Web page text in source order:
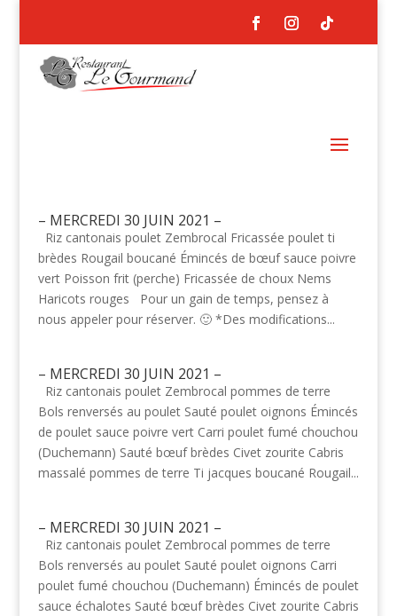
– MERCREDI 30 JUIN 2021 –
Riz cantonais poulet Zembrocal Fricassée poulet ti
brèdes Rougail boucané Émincés de bœuf sauce poivre
vert Poisson frit (perche) Fricassée de choux Nems
Haricots rouges Pour un gain de temps, pensez à
nous appeler pour réserver. 🙂 *Des modifications...
– MERCREDI 30 JUIN 2021 –
Riz cantonais poulet Zembrocal pommes de terre
Bols renversés au poulet Sauté poulet oignons Émincés
de poulet sauce poivre vert Carri poulet fumé chouchou
(Duchemann) Sauté bœuf brèdes Civet zourite Cabris
massalé pommes de terre Ti jacques boucané Rougail...
– MERCREDI 30 JUIN 2021 –
Riz cantonais poulet Zembrocal pommes de terre
Bols renversés au poulet Sauté poulet oignons Carri
poulet fumé chouchou (Duchemann) Émincés de poulet
sauce échalotes Sauté bœuf brèdes Civet zourite Cabris